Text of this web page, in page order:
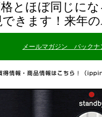
格とほぼ同じに
きます！来年
メールマガジン バックナ